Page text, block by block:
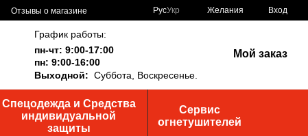
Отзывы о магазине
РусУкр Желания Вход
График работы:
пн-чт: 9:00-17:00
пн: 9:00-16:00
Выходной: Суббота, Воскресенье.
Мой заказ
Спецодежда и Средства
индивидуальной
защиты
Сервис
огнетушителей